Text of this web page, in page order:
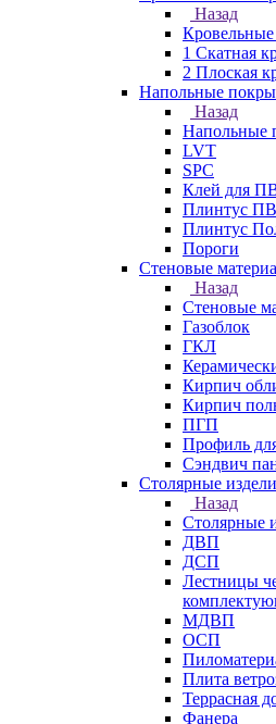
Назад
1 Скатная
2 Плоская
Напольные
Назад
Напольные
LVT
SPC
Клей для
Плинтус
Плинтус
Пороги
Стеновые
Назад
Стеновые
Газоблок
ГКЛ
Кирпич
Кирпич
ПГП
Профиль
Сэндвич
Столярные
Назад
Столярные
ДВП
ДСП
Лестницы
МДВП
ОСП
Плита
Террасная
Фанера